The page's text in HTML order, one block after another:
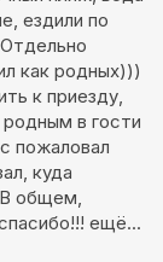
ездили по
как родных)))
к приезду,
в гости
пожаловал
куда
В общем,
ещё...